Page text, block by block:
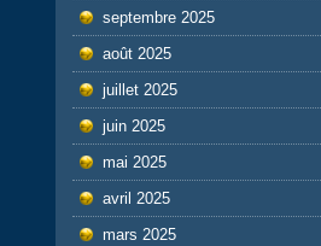
septembre 2025
août 2025
juillet 2025
juin 2025
mai 2025
avril 2025
mars 2025